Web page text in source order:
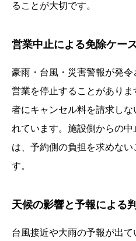
ることが大切です。
営業中止による免除ケー
豪雨・台風・災害警報が発
営業を停止することがあり
者にキャンセル料を請求し
れています。施設側からの
は、予約側の負担を求めな
す。
天候の影響と予報による
台風接近や大雨の予報が出